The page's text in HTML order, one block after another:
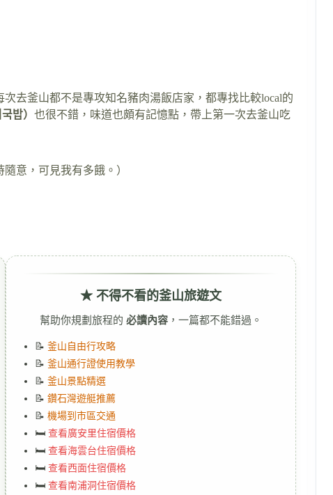
去釜山都不是專攻知名豬肉湯飯店家，都專找比較local的
밥） 也很不錯，味道也頗有記憶點，帶上第一次去釜山吃
意，可見我有多餓。）
★ 不得不看的釜山旅遊文
幫助你規劃旅程的必讀內容 ，一篇都不能錯過。
📝釜山自由行攻略
📝釜山通行證使用教學
📝釜山景點精選
📝鑽石灣遊艇推薦
📝機場到市區交通
🛏️查看廣安里住宿價格
🛏️查看海雲台住宿價格
🛏️查看西面住宿價格
🛏️查看南浦洞住宿價格